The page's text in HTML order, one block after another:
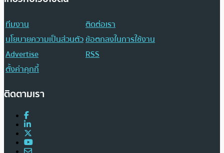
ทีมงาน
ติดต่อเรา
นโยบายความเป็นส่วนตัวข้อตกลงในการใช้งาน
Advertise
RSS
ตั้งค่าคุกกี้
ติดตามเรา